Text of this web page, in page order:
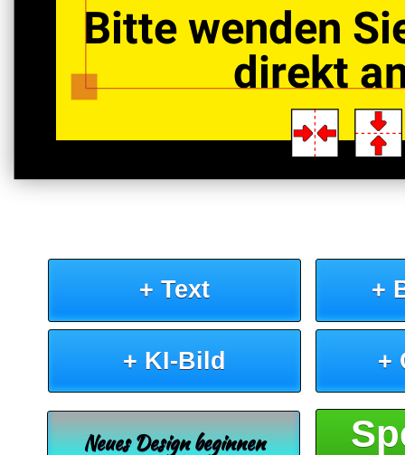
Bitte wenden
direkt
+ Text +
+ KI-Bild +
Neues Design beginnen